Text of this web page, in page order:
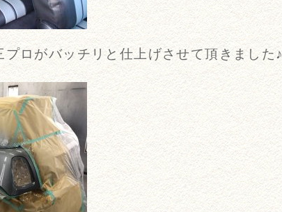
プロがバッチリと仕上げさせて頂きました♪